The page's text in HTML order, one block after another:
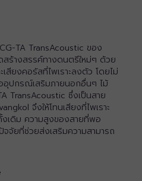
TA TransAcoustic ของ
สร้างสรรค์ทางดนตรีใหม่ๆ ด้วย
สียงคอรัสที่ไพเราะลงตัว โดยไม่
อุปกรณ์เสริมภายนอกอื่นๆ ไม้
TransAcoustic ซึ่งเป็นสาย
จึงให้โทนเสียงที่ไพเราะ
เดิม ความสูงของสายที่พอ
จจัยที่ช่วยส่งเสริมความสามารถ